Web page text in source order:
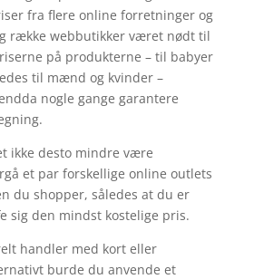
fra flere online forretninger og
række webbutikker været nødt til
på produkterne – til babyer
til mænd og kvinder –
nogle gange garantere
ikke desto mindre være
et par forskellige online outlets
du shopper, således at du er
sig den mindst kostelige pris.
handler med kort eller
burde du anvende et